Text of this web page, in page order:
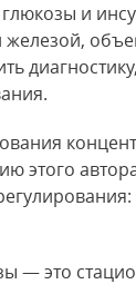
и
этого
— это